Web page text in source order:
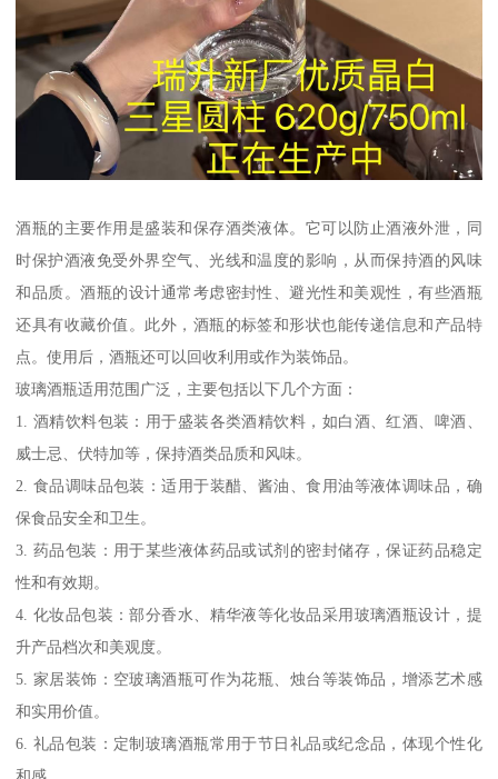
酒瓶的主要作用是盛装和保存酒类液体。它可以防止酒液外泄，同
时保护酒液免受外界空气、光线和温度的影响，从而保持酒的风味
和品质。酒瓶的设计通常考虑密封性、避光性和美观性，有些酒瓶
还具有收藏价值。此外，酒瓶的标签和形状也能传递信息和产品特
点。使用后，酒瓶还可以回收利用或作为装饰品。
玻璃酒瓶适用范围广泛，主要包括以下几个方面：
1. 酒精饮料包装：用于盛装各类酒精饮料，如白酒、红酒、啤酒、
威士忌、伏特加等，保持酒类品质和风味。
2. 食品调味品包装：适用于装醋、酱油、食用油等液体调味品，确
保食品安全和卫生。
3. 药品包装：用于某些液体药品或试剂的密封储存，保证药品稳定
性和有效期。
4. 化妆品包装：部分香水、精华液等化妆品采用玻璃酒瓶设计，提
升产品档次和美观度。
5. 家居装饰：空玻璃酒瓶可作为花瓶、烛台等装饰品，增添艺术感
和实用价值。
6. 礼品包装：定制玻璃酒瓶常用于节日礼品或纪念品，体现个性化